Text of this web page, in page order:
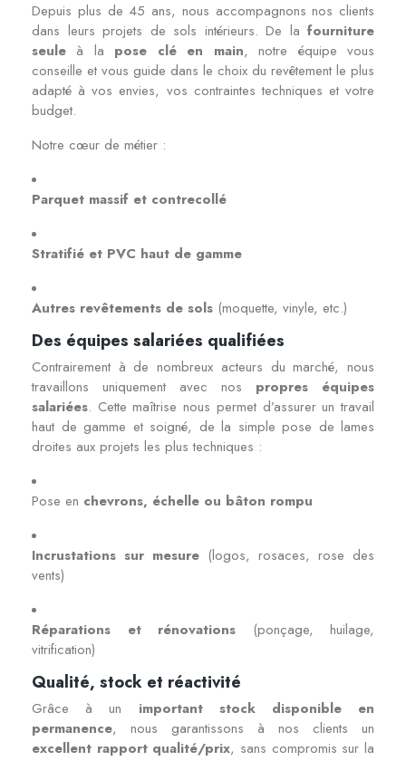
Depuis plus de 45 ans, nous accompagnons nos clients
dans leurs projets de sols intérieurs. De la fourniture
seule à la pose clé en main, notre équipe vous
conseille et vous guide dans le choix du revêtement le plus
adapté à vos envies, vos contraintes techniques et votre
budget.
Notre cœur de métier :
Parquet massif et contrecollé
Stratifié et PVC haut de gamme
Autres revêtements de sols (moquette, vinyle, etc.)
Des équipes salariées qualifiées
Contrairement à de nombreux acteurs du marché, nous
travaillons uniquement avec nos propres équipes
salariées. Cette maîtrise nous permet d’assurer un travail
haut de gamme et soigné, de la simple pose de lames
droites aux projets les plus techniques :
Pose en chevrons, échelle ou bâton rompu
Incrustations sur mesure (logos, rosaces, rose des
vents)
Réparations et rénovations (ponçage, huilage,
vitrification)
Qualité, stock et réactivité
Grâce à un important stock disponible en
permanence, nous garantissons à nos clients un
excellent rapport qualité/prix, sans compromis sur la